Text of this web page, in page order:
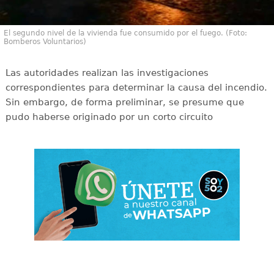
El segundo nivel de la vivienda fue consumido por el fuego. (Foto:
Bomberos Voluntarios)
Las autoridades realizan las investigaciones
correspondientes para determinar la causa del incendio.
Sin embargo, de forma preliminar, se presume que
pudo haberse originado por un corto circuito